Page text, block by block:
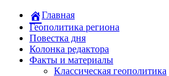
Главная
Геополитика региона
Повестка дня
Колонка редактора
Факты и материалы
Классическая геополитика